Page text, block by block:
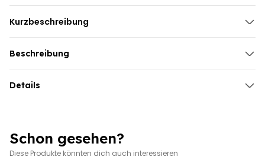
Kurzbeschreibung
Beschreibung
Details
Schon gesehen?
Diese Produkte könnten dich auch interessieren